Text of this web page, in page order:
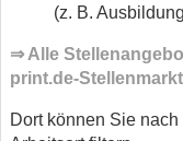
(z. B.
⇒ Alle
print.de-
Dort können Sie